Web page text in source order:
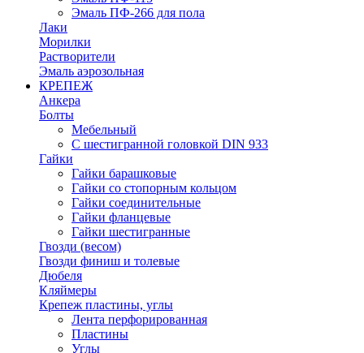
Эмаль ПФ-266 для пола
Лаки
Морилки
Растворители
Эмаль аэрозольная
КРЕПЕЖ
Анкера
Болты
Мебельный
С шестигранной головкой DIN 933
Гайки
Гайки барашковые
Гайки со стопорным кольцом
Гайки соединительные
Гайки фланцевые
Гайки шестигранные
Гвозди (весом)
Гвозди финиш и толевые
Дюбеля
Кляймеры
Крепеж пластины, углы
Лента перфорированная
Пластины
Углы